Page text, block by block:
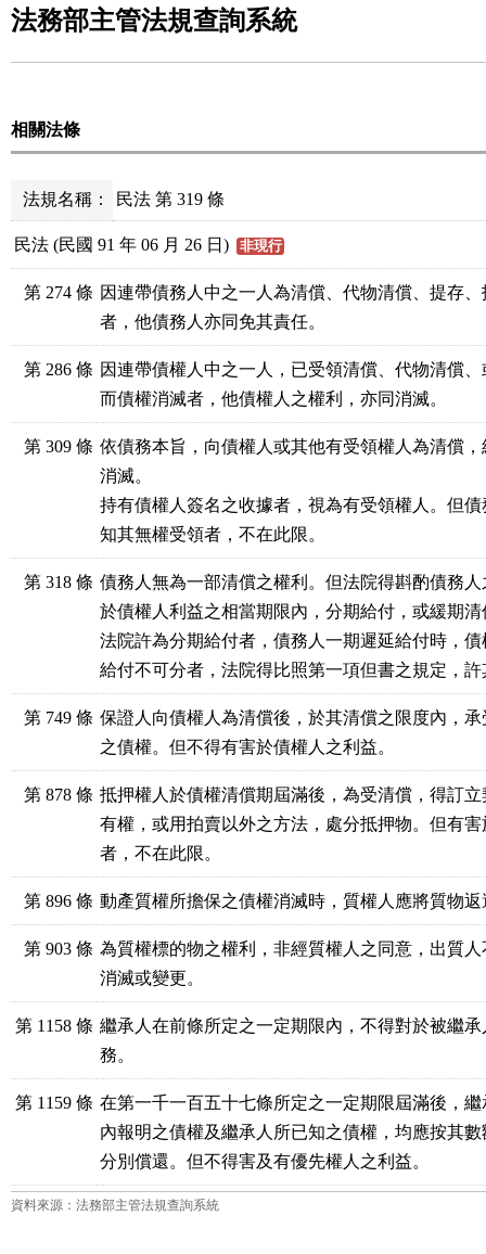
法務部主管法規查詢系統
相關法條
法規名稱： 民法 第 319 條
民法 (民國 91 年 06 月 26 日) 非現行
第 274 條 因連帶債務人中之一人為清償、代物清償、提存
者，他債務人亦同免其責任。
第 286 條 因連帶債權人中之一人，已受領清償、代物清償
而債權消滅者，他債權人之權利，亦同消滅。
第 309 條 依債務本旨，向債權人或其他有受領權人為清償
消滅。
持有債權人簽名之收據者，視為有受領權人。但
知其無權受領者，不在此限。
第 318 條 債務人無為一部清償之權利。但法院得斟酌債務
於債權人利益之相當期限內，分期給付，或緩期清
法院許為分期給付者，債務人一期遲延給付時，
給付不可分者，法院得比照第一項但書之規定，
第 749 條 保證人向債權人為清償後，於其清償之限度內，
之債權。但不得有害於債權人之利益。
第 878 條 抵押權人於債權清償期屆滿後，為受清償，得訂
有權，或用拍賣以外之方法，處分抵押物。但有
者，不在此限。
第 896 條 動產質權所擔保之債權消滅時，質權人應將質物
第 903 條 為質權標的物之權利，非經質權人之同意，出質
消滅或變更。
第 1158 條 繼承人在前條所定之一定期限內，不得對於被繼
務。
第 1159 條 在第一千一百五十七條所定之一定期限屆滿後，
內報明之債權及繼承人所已知之債權，均應按其
分別償還。但不得害及有優先權人之利益。
資料來源：法務部主管法規查詢系統